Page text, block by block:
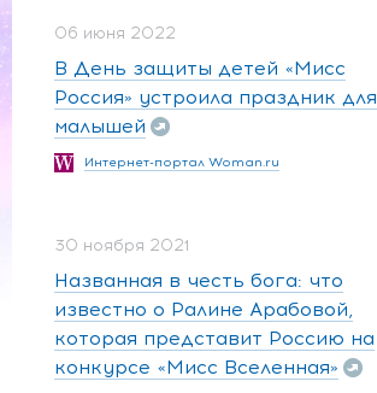
06 июня 2022
В День защиты детей «Мисс
Россия» устроила праздник для
малышей
Интернет-портал Woman.ru
30 ноября 2021
Названная в честь бога: что
известно о Ралине Арабовой,
которая представит Россию на
конкурсе «Мисс Вселенная»